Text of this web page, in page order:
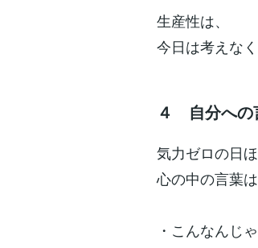
生産性は、
今日は考えな
４ 自分への
気力ゼロの日ほ
心の中の言葉
・こんなんじ